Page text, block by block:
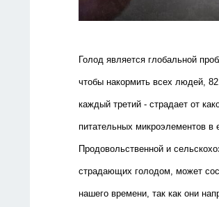
Голод является глобальной
чтобы накормить всех людей,
каждый третий - страдает от
питательных микроэлементов
Продовольственной и
страдающих голодом, может
нашего времени, так как они